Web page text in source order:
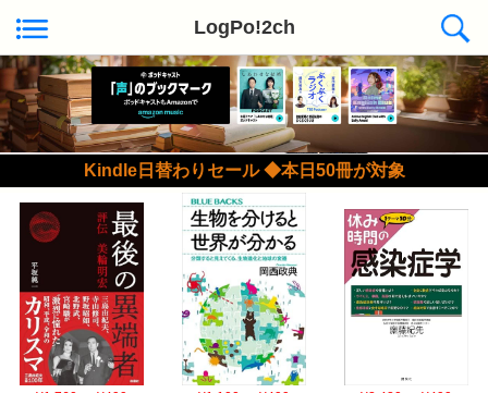
LogPo!2ch
Kindle日替わりセール ◆本日50冊が対象